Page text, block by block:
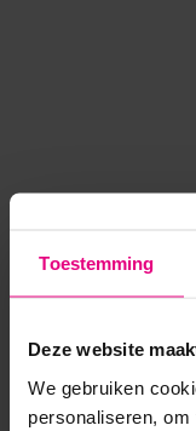
Toestemming
Deze website
We gebruiken
personaliseren,